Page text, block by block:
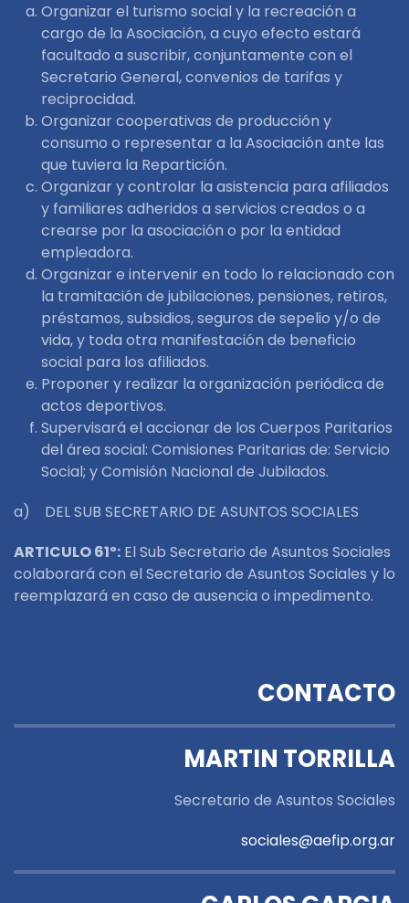
Organizar el turismo social y la recreación a
cargo de la Asociación, a cuyo efecto estará
facultado a suscribir, conjuntamente con el
Secretario General, convenios de tarifas y
reciprocidad.
Organizar cooperativas de producción y
consumo o representar a la Asociación ante las
que tuviera la Repartición.
Organizar y controlar la asistencia para afiliados
y familiares adheridos a servicios creados o a
crearse por la asociación o por la entidad
empleadora.
Organizar e intervenir en todo lo relacionado con
la tramitación de jubilaciones, pensiones, retiros,
préstamos, subsidios, seguros de sepelio y/o de
vida, y toda otra manifestación de beneficio
social para los afiliados.
Proponer y realizar la organización periódica de
actos deportivos.
Supervisará el accionar de los Cuerpos Paritarios
del área social: Comisiones Paritarias de: Servicio
Social; y Comisión Nacional de Jubilados.
a) DEL SUB SECRETARIO DE ASUNTOS SOCIALES
ARTICULO 61º: El Sub Secretario de Asuntos Sociales
colaborará con el Secretario de Asuntos Sociales y lo
reemplazará en caso de ausencia o impedimento.
CONTACTO
MARTIN TORRILLA
Secretario de Asuntos Sociales
sociales@aefip.org.ar